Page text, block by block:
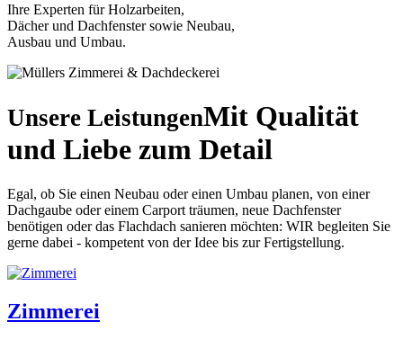
Ihre Experten für Holzarbeiten,
Dächer und Dachfenster sowie Neubau,
Ausbau und Umbau.
Unsere LeistungenMit Qualität
und Liebe zum Detail
Egal, ob Sie einen Neubau oder einen Umbau planen, von einer
Dachgaube oder einem Carport träumen, neue Dachfenster
benötigen oder das Flachdach sanieren möchten: WIR begleiten Sie
gerne dabei - kompetent von der Idee bis zur Fertigstellung.
Zimmerei